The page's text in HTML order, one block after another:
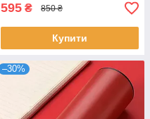
595 ₴ 850 ₴
Купити
–30%